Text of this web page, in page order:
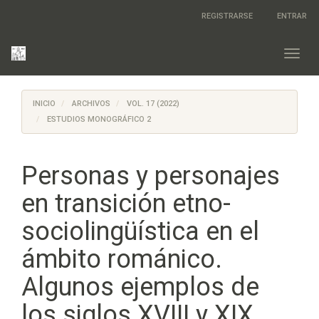
contenido
la
página
Navegación
principal
Contenido
lateral
REGISTRARSE ENTRAR
INICIO ARCHIVOS
VOL. 17 (2022)
ESTUDIOS MONOGRÁFICO 2
Personas y personajes
en transición etno-
sociolingüística en el
ámbito románico.
Algunos ejemplos de